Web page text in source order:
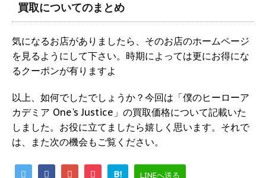
買取についてのまとめ
気になるお店がありましたら、そのお店のホームページ
を見るようにして下さい。時期によっては更にお得にな
るクーポンが有りますよ
以上、如何でしたでしょうか？今回は「僕のヒーローア
カデミア One's Justice」の買取価格について記載いた
しました。お役に立てましたら嬉しく思います。それで
は、また次の機会もご覧ください。
B! LINEへ送る